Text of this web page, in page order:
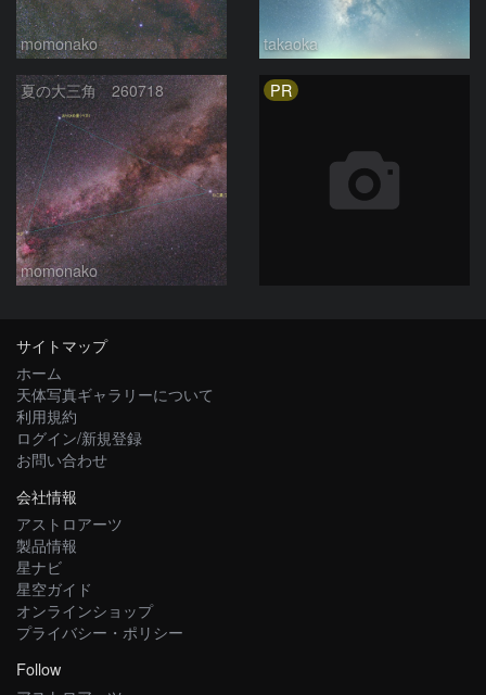
momonako takaoka
夏の大三角 260718
momonako
PR
サイトマップ
ホーム
天体写真ギャラリーについて
利用規約
ログイン/新規登録
お問い合わせ
会社情報
アストロアーツ
製品情報
星ナビ
星空ガイド
オンラインショップ
プライバシー・ポリシー
Follow